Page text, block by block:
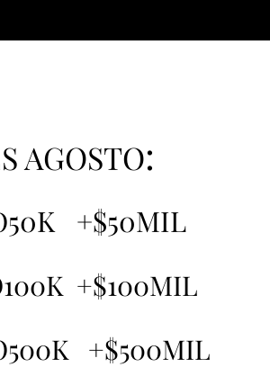
AGOSTO:
50K +$50MIL
+$100MIL
+$500MIL